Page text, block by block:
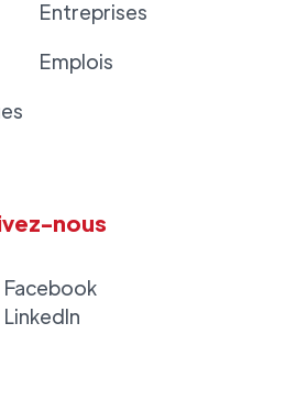
Entreprises
Emplois
nous
Facebook
LinkedIn